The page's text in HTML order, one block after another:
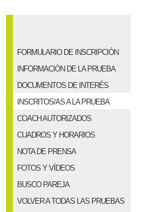
FORMULARIO DE INSCRIPCIÓN
INFORMACIÓN DE LA PRUEBA
DOCUMENTOS DE INTERÉS
INSCRITOS/AS A LA PRUEBA
COACH AUTORIZADOS
CUADROS Y HORARIOS
NOTA DE PRENSA
FOTOS Y VÍDEOS
BUSCO PAREJA
VOLVER A TODAS LAS PRUEBAS